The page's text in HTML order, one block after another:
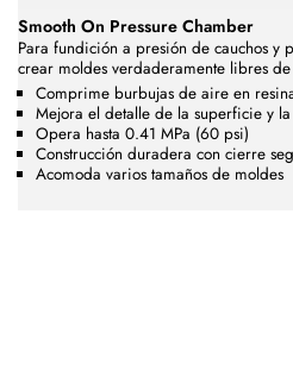
Smooth On Pressure Chamber
Para fundición a presión de cauchos y
crear moldes verdaderamente libres
Comprime burbujas de aire en
Mejora el detalle de la superficie y
Opera hasta 0.41 MPa (60 psi)
Construcción duradera con cierre
Acomoda varios tamaños de moldes